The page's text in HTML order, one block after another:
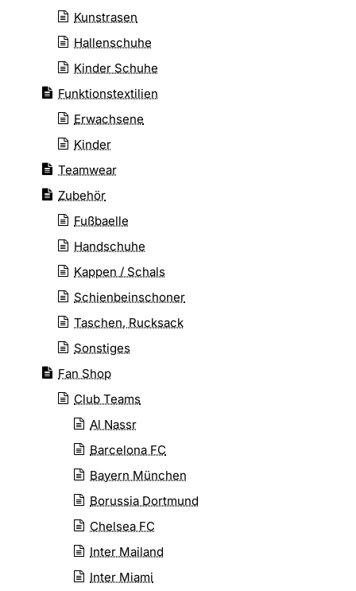
Kunstrasen
Hallenschuhe
Kinder Schuhe
Funktionstextilien
Erwachsene
Kinder
Teamwear
Zubehör
Fußbaelle
Handschuhe
Kappen / Schals
Schienbeinschoner
Taschen, Rucksack
Sonstiges
Fan Shop
Club Teams
Al Nassr
Barcelona FC
Bayern München
Borussia Dortmund
Chelsea FC
Inter Mailand
Inter Miami